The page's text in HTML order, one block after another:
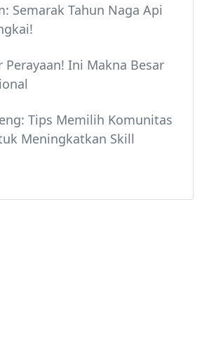
Semarak Tahun Naga Api
Perayaan! Ini Makna Besar
Tips Memilih Komunitas
Meningkatkan Skill